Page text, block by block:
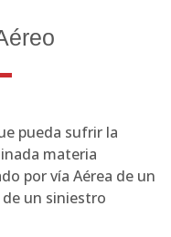
pueda sufrir la
materia
por vía Aérea de un
un siniestro